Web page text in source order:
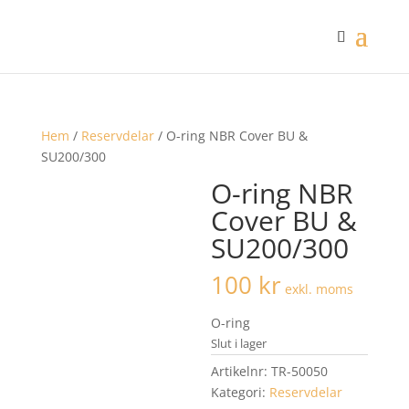
Hem / Reservdelar/ O-ring NBR Cover BU &
SU200/300
O-ring NBR
Cover BU &
SU200/300
100 kr exkl. moms
O-ring
Slut i lager
Artikelnr:TR-50050
Kategori: Reservdelar